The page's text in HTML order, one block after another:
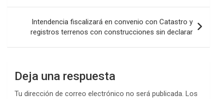
o
k
p
p
tir
entradas
Intendencia fiscalizará en convenio con Catastro y
registros terrenos con construcciones sin declarar
Deja una respuesta
Tu dirección de correo electrónico no será publicada. Los